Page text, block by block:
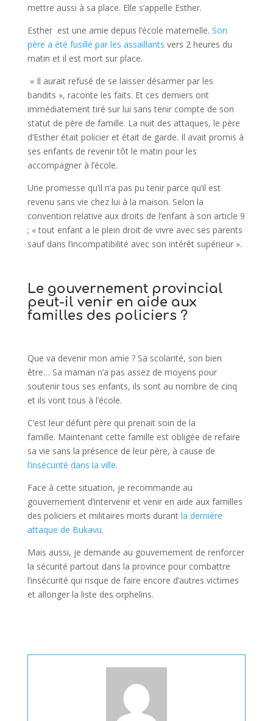
mettre aussi à sa place. Elle s’appelle Esther.
Esther est une amie depuis l’école maternelle. Son
père a été fusillé par les assaillants vers 2 heures du
matin et il est mort sur place.
» Il aurait refusé de se laisser désarmer par les
bandits », raconte les faits. Et ces derniers ont
immédiatement tiré sur lui sans tenir compte de son
statut de père de famille. La nuit des attaques, le père
d’Esther était policier et était de garde. Il avait promis à
ses enfants de revenir tôt le matin pour les
accompagner à l’école.
Une promesse qu’il n’a pas pu tenir parce qu’il est
revenu sans vie chez lui à la maison. Selon la
convention relative aux droits de l’enfant à son article 9
; « tout enfant a le plein droit de vivre avec ses parents
sauf dans l’incompatibilité avec son intérêt supérieur ».
Le gouvernement provincial
peut-il venir en aide aux
familles des policiers ?
Que va devenir mon amie ? Sa scolarité, son bien
être… Sa maman n’a pas assez de moyens pour
soutenir tous ses enfants, ils sont au nombre de cinq
et ils vont tous à l’école.
C’est leur défunt père qui prenait soin de la
famille. Maintenant cette famille est obligée de refaire
sa vie sans la présence de leur père, à cause de
l’insécurité dans la ville.
Face à cette situation, je recommande au
gouvernement d’intervenir et venir en aide aux familles
des policiers et militaires morts durant la dernière
attaque de Bukavu.
Mais aussi, je demande au gouvernement de renforcer
la sécurité partout dans la province pour combattre
l’insécurité qui risque de faire encore d’autres victimes
et allonger la liste des orphelins.